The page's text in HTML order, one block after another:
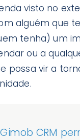
visto no
alguém que
tenha) um
ou a
possa vir a
CRM